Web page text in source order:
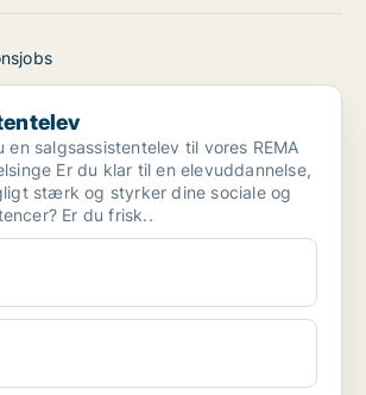
en salgsassistentelev til vores REMA
Er du klar til en elevuddannelse,
stærk og styrker dine sociale og
Er du frisk..